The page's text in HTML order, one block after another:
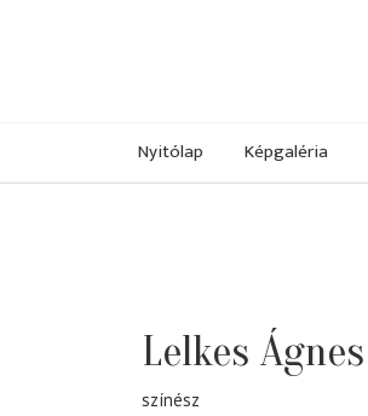
Nyitólap Képgaléria
Lelkes Ágnes
színész